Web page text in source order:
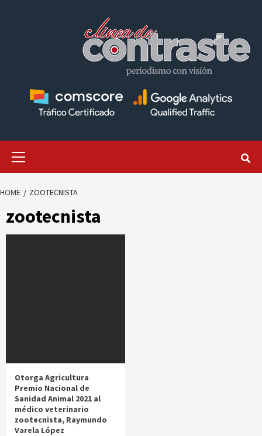
HOME ZOOTECNISTA
zootecnista
Otorga Agricultura
Premio Nacional de
Sanidad Animal 2021 al
médico veterinario
zootecnista, Raymundo
Varela López